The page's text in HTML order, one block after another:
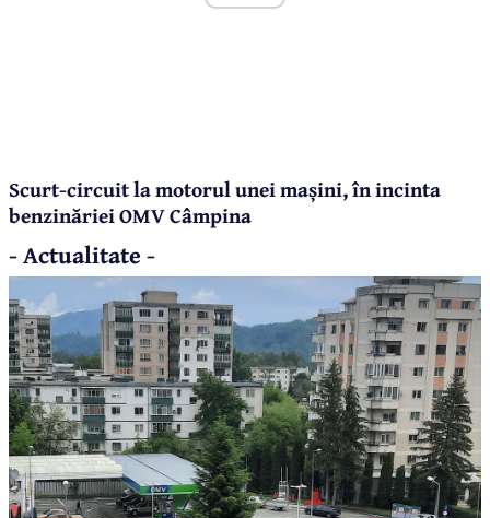
Scurt-circuit la motorul unei mașini, în incinta
benzinăriei OMV Câmpina
- Actualitate -